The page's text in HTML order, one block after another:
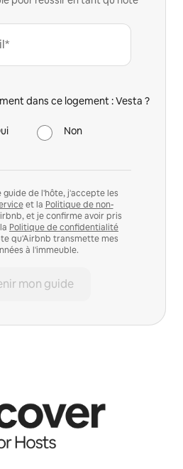
dans ce logement : Vesta ?
Non
guide de l'hôte, j'accepte les
et la Politique de non-
et je confirme avoir pris
Politique de confidentialité
qu'Airbnb transmette mes
à l'immeuble.
mon guide